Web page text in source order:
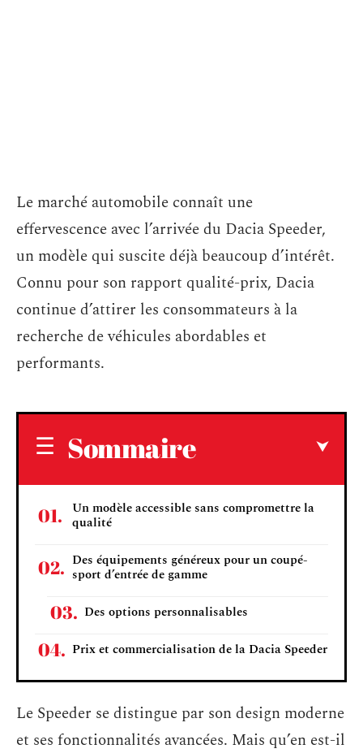
Le marché automobile connaît une
effervescence avec l’arrivée du Dacia Speeder,
un modèle qui suscite déjà beaucoup d’intérêt.
Connu pour son rapport qualité-prix, Dacia
continue d’attirer les consommateurs à la
recherche de véhicules abordables et
performants.
Sommaire
Un modèle accessible sans compromettre la
qualité
Des équipements généreux pour un coupé-
sport d’entrée de gamme
Des options personnalisables
Prix et commercialisation de la Dacia Speeder
Le Speeder se distingue par son design moderne
et ses fonctionnalités avancées. Mais qu’en est-il